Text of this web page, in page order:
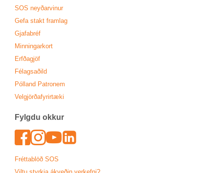
SOS neyð­ar­vin­ur
Gefa stakt fram­lag
Gjafa­bréf
Minn­ing­ar­kort
Erfða­gjöf
Fé­lags­að­ild
Pól­land Patronem
Vel­gjörða­fyr­ir­tæki
Fylgdu okk­ur
Face­book
In­sta­gram
Youtu­be
Lin­ked­In
Frétta­blöð SOS